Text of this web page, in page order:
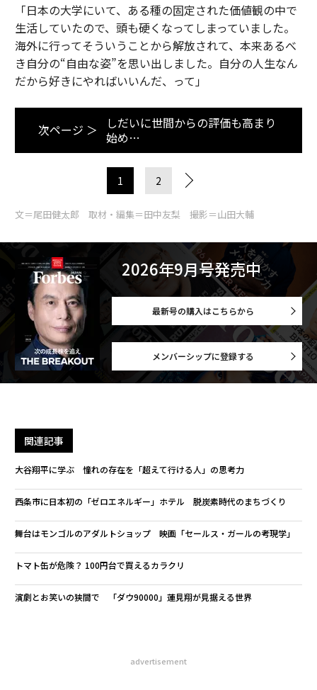
「日本の大学にいて、ある種の固定された価値観の中で
生活していたので、頭も硬くなってしまっていました。
海外に行ってそういうことから解放されて、本来あるべ
き自分の“自由な姿”を思い出しました。自分の人生なん
だから好きにやればいいんだ、って」
次ページ ＞
しだいに世間からの評価も高まり
始め…
1 2
文＝尾田健太郎 取材・編集＝田中友梨 撮影＝山田大輔
2026年9月号発売中
最新号の購入はこちらから
メンバーシップに登録する
関連記事
大谷翔平に学ぶ 憧れの存在を「超えて行ける人」の思考力
西条市に日本初の「ゼロエネルギー」ホテル 脱炭素時代のまちづくり
舞台はモンゴルのアダルトショップ 映画「セールス・ガールの考現学」
トマト缶が危険？ 100円台で買えるカラクリ
演劇とお笑いの狭間で 「ダウ90000」蓮見翔が見据える世界
advertisement